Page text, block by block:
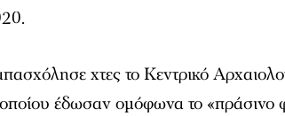
χτες το Κεντρικό
έδωσαν ομόφωνα το «πράσινο